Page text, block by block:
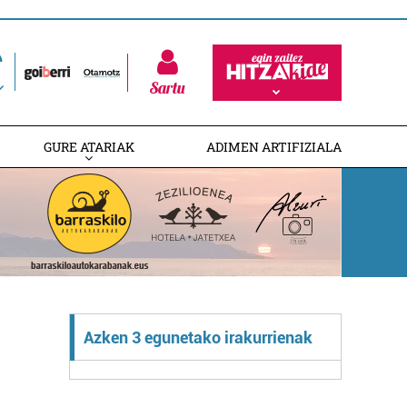
Sartu
GURE ATARIAK ADIMEN ARTIFIZIALA
Azken 3 egunetako irakurrienak